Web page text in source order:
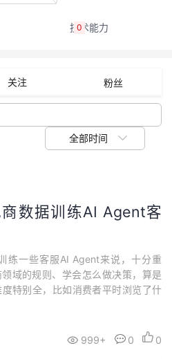
0
关注 粉丝
全部时间
数据训练AI Agent客
练一些客服AI Agent来说，十分重
域的规则、学会怎么做决策，算是
特别全，比如消费者平时浏览了什
包含在内。尤其是做跨境电商，价
能决定很多决策。所以不少人会用I
999+ 0 0